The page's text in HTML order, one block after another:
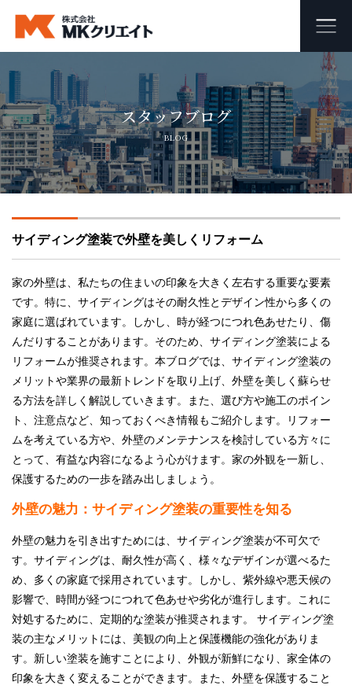
ホーム
MKクリエイトのワンストップ自社施工
ビル・マンション・商業施設の大規模修繕工事
外壁塗装・防水工事
オフィス・店舗の内装リフォーム・リノベーション
足場組み立て・解体工事
会社概要
採用情報
プライバシーポリシー
お問い合わせ
施工事例
スタッフブログ
スタッフブログ
BLOG
サイディング塗装で外壁を美しくリフォーム
家の外壁は、私たちの住まいの印象を大きく左右する重要な要素
です。特に、サイディングはその耐久性とデザイン性から多くの
家庭に選ばれています。しかし、時が経つにつれ色あせたり、傷
んだりすることがあります。そのため、サイディング塗装による
リフォームが推奨されます。本ブログでは、サイディング塗装の
メリットや業界の最新トレンドを取り上げ、外壁を美しく蘇らせ
る方法を詳しく解説していきます。また、選び方や施工のポイン
ト、注意点など、知っておくべき情報もご紹介します。リフォー
ムを考えている方や、外壁のメンテナンスを検討している方々に
とって、有益な内容になるよう心がけます。家の外観を一新し、
保護するための一歩を踏み出しましょう。
外壁の魅力：サイディング塗装の重要性を知る
外壁の魅力を引き出すためには、サイディング塗装が不可欠で
す。サイディングは、耐久性が高く、様々なデザインが選べるた
め、多くの家庭で採用されています。しかし、紫外線や悪天候の
影響で、時間が経つにつれて色あせや劣化が進行します。これに
対処するために、定期的な塗装が推奨されます。 サイディング塗
装の主なメリットには、美観の向上と保護機能の強化がありま
す。新しい塗装を施すことにより、外観が新鮮になり、家全体の
印象を大きく変えることができます。また、外壁を保護すること